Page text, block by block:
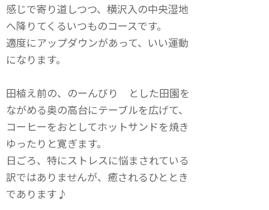
感じで寄り道しつつ、横沢入の中央湿地
へ降りてくるいつものコースです。
適度にアップダウンがあって、いい運動
になります。
田植え前の、のーんびり とした田園を
ながめる奥の高台にテーブルを広げて、
コーヒーをおとしてホットサンドを焼き
ゆったりと寛ぎます。
日ごろ、特にストレスに悩まされている
訳ではありませんが、癒されるひととき
であります♪